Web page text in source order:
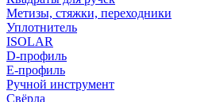
Метизы, стяжки, переходники
Уплотнитель
ISOLAR
D-профиль
Е-профиль
Ручной инструмент
Свёрла